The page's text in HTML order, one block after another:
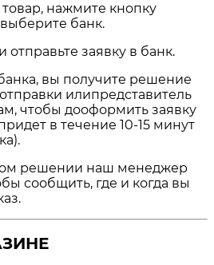
нажмите кнопку
выберите банк.
заявку в банк.
вы получите решение
илипредставитель
чтобы дооформить заявку
в течение 10-15 минут
решении наш менеджер
сообщить, где и когда вы